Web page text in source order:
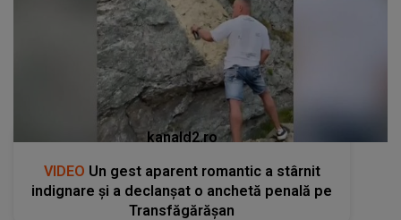
kanald2.ro
VIDEO Un gest aparent romantic a stârnit
indignare și a declanșat o anchetă penală pe
Transfăgărășan